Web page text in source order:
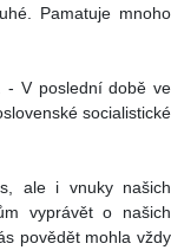
Pamatuje mnoho
V poslední době ve
socialistické
ale i vnuky našich
vyprávět o našich
povědět mohla vždy